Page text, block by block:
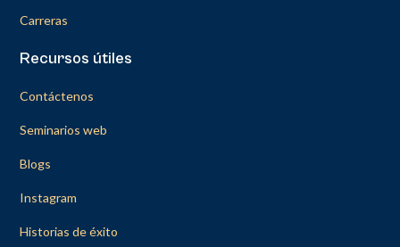
Carreras
Recursos útiles
Contáctenos
Seminarios web
Blogs
Instagram
Historias de éxito